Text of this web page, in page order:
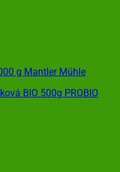
g Mantler Mühle